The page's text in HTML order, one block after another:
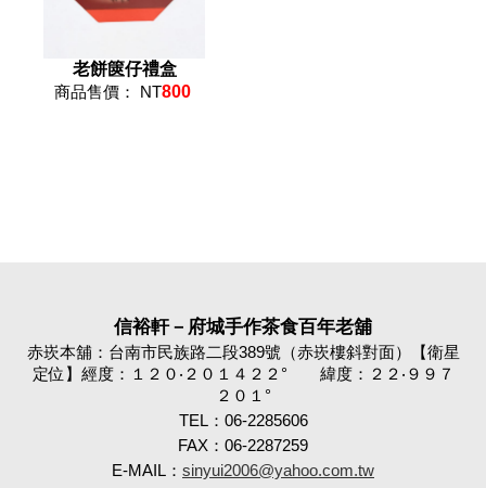
老餅篋仔禮盒
商品售價： NT800
信裕軒－府城手作茶食百年老舖
赤崁本舖：台南市民族路二段389號（赤崁樓斜對面）【衛星
定位】經度：１２０‧２０１４２２° 緯度：２２‧９９７
２０１°
TEL：06-2285606
FAX：06-2287259
E-MAIL： sinyui2006@yahoo.com.tw